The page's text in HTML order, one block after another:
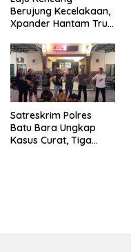
Berujung Kecelakaan,
Xpander Hantam Truk
Jalan
Satreskrim Polres
Batu Bara Ungkap
Kasus Curat, Tiga